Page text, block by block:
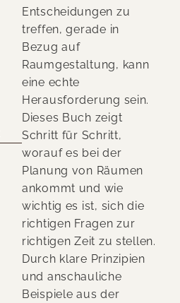
Entscheidungen zu
treffen, gerade in
Bezug auf
Raumgestaltung, kann
eine echte
Herausforderung sein.
Dieses Buch zeigt
Schritt für Schritt,
worauf es bei der
Planung von Räumen
ankommt und wie
wichtig es ist, sich die
richtigen Fragen zur
richtigen Zeit zu stellen.
Durch klare Prinzipien
und anschauliche
Beispiele aus der